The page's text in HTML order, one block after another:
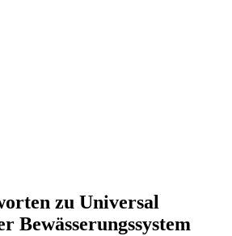
zu Universal
Bewässerungssystem